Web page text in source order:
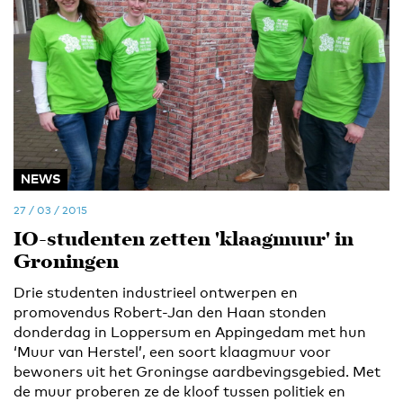
NEWS
27 / 03 / 2015
IO-studenten zetten 'klaagmuur' in
Groningen
Drie studenten industrieel ontwerpen en
promovendus Robert-Jan den Haan stonden
donderdag in Loppersum en Appingedam met hun
‘Muur van Herstel’, een soort klaagmuur voor
bewoners uit het Groningse aardbevingsgebied. Met
de muur proberen ze de kloof tussen politiek en